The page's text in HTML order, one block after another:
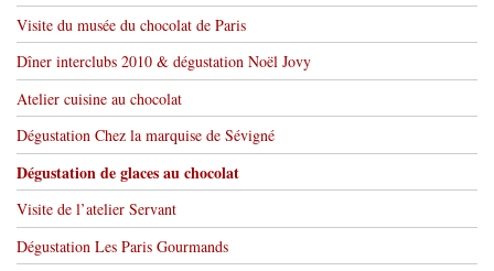
Visite du musée du chocolat de Paris
Dîner interclubs 2010 & dégustation Noël Jovy
Atelier cuisine au chocolat
Dégustation Chez la marquise de Sévigné
Dégustation de glaces au chocolat
Visite de l’atelier Servant
Dégustation Les Paris Gourmands